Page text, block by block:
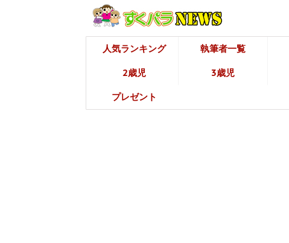
人気ランキング 執筆者一覧
2歳児 3歳児
プレゼント